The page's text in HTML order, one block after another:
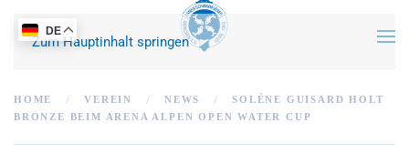
Zum Hauptinhalt springen
HOME VEREIN NEWS
SOLÉNE GUISARD HOLT
BRONZE BEIM ARENA ALPEN OPEN WATER CUP
DE